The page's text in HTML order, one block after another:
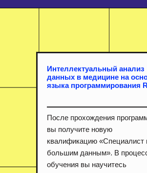
После прохождения
вы получите новую
квалификацию «Специалист
большим данным». В
обучения вы научитесь
Интеллектуальный анализ
данных в медицине на
языка программирования R